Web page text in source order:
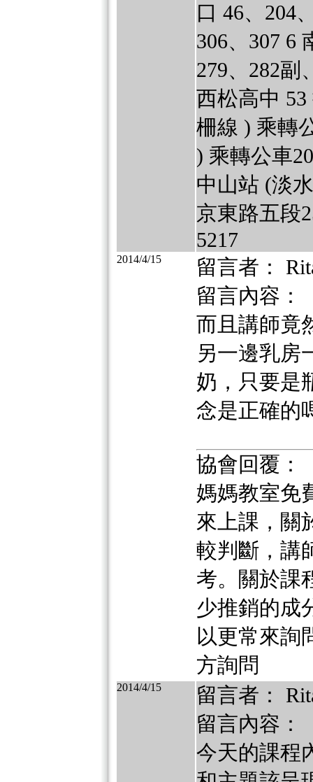
口 46、204
306、307 6
279、282副
西松高中
柵線 ) 乘轉
) 乘轉公車
中山站 (淡
京東路五段
5217
2014/4/15
留言者：
留言內容：
而且講師竟
另一邊乳房
奶，只要是
念是正確的
協會回覆：
媽媽教室免
來上課，關
較判斷，講
考。關於課
少推銷的成
以更常來詢
方詢問
2014/4/15
留言者：
留言內容：
今天的課程